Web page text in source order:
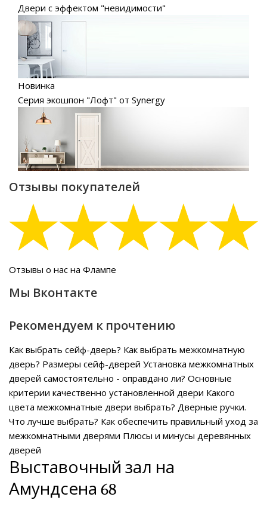
Двери с эффектом "невидимости"
Новинка
Серия экошпон "Лофт" от Synergy
Отзывы покупателей
Отзывы о нас на Флампе
Мы Вконтакте
Рекомендуем к прочтению
Как выбрать сейф-дверь? Как выбрать межкомнатную
дверь? Размеры сейф-дверей Установка межкомнатных
дверей самостоятельно - оправдано ли? Основные
критерии качественно установленной двери Какого
цвета межкомнатные двери выбрать? Дверные ручки.
Что лучше выбрать? Как обеспечить правильный уход за
межкомнатными дверями Плюсы и минусы деревянных
дверей
Выставочный зал на
Амундсена 68